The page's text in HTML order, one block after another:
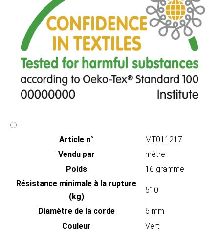
Article n°
MT011217
Vendu par
mètre
Poids
16 gramme
Résistance minimale à la rupture
(kg)
510
Diamètre de la corde
6 mm
Couleur
Vert